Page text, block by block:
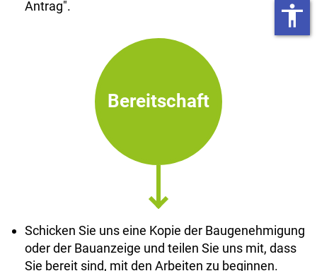
Antrag".
Bereitschaft
Schicken Sie uns eine Kopie der Baugenehmigung
oder der Bauanzeige und teilen Sie uns mit, dass
Sie bereit sind, mit den Arbeiten zu beginnen.
accessibility